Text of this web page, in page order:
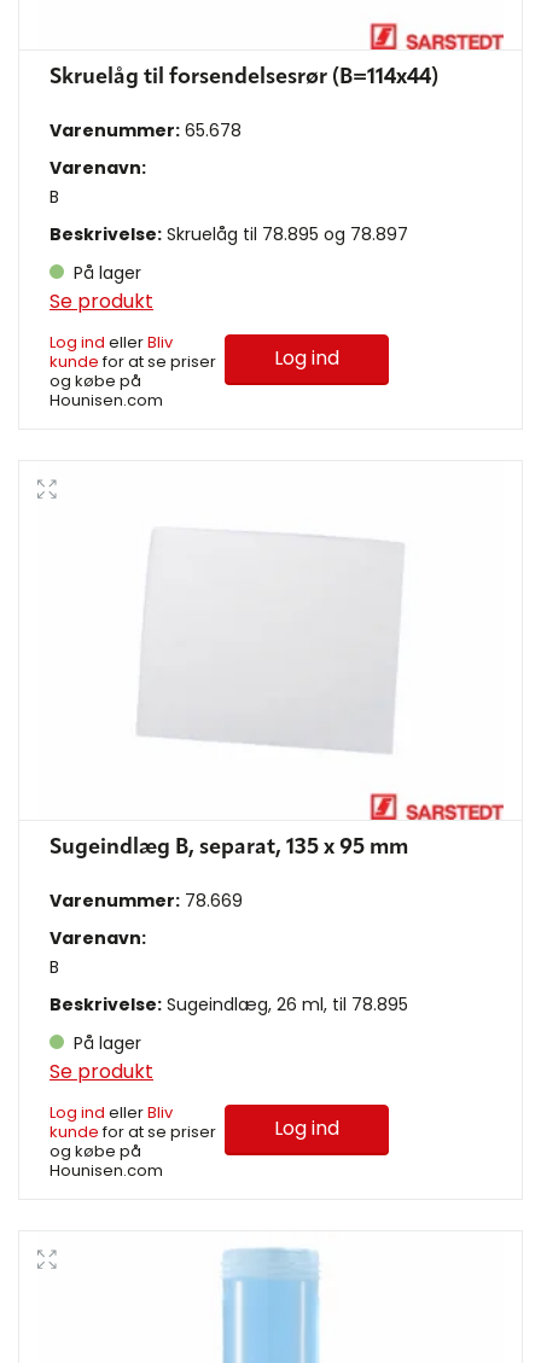
Skruelåg til forsendelsesrør (B=114x44)
Varenummer: 65.678
Varenavn:
B
Beskrivelse: Skruelåg til 78.895 og 78.897
På lager
Se produkt
Log ind ellerBliv
kundefor at se priser
og købe på
Hounisen.com
Log ind
Sugeindlæg B, separat, 135 x 95 mm
Varenummer: 78.669
Varenavn:
B
Beskrivelse: Sugeindlæg, 26 ml, til 78.895
På lager
Se produkt
Log ind ellerBliv
kundefor at se priser
og købe på
Hounisen.com
Log ind